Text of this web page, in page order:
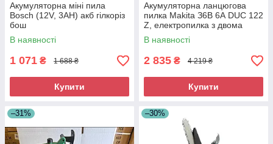
Акумуляторна міні пила
Bosch (12V, 3AH) акб гілкоріз
бош
В наявності
1 071 ₴ 1 688 ₴
Купити
Акумуляторна ланцюгова
пилка Makita З6В 6А DUC 122
Z, електропилка з двома
акумуляторами
В наявності
2 835 ₴ 4 219 ₴
Купити
–31% –30%